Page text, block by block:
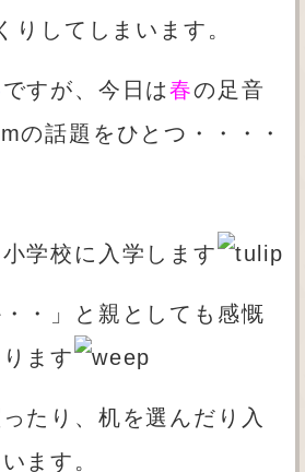
りしてしまいます。
ですが、今日は春の足音
の話題をひとつ・・・・
小学校に入学します
・・」と親としても感慨
ます
たり、机を選んだり入
ます。